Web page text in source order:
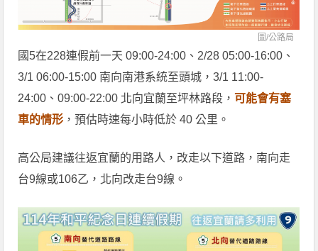
圖/公路局
國5在228連假前一天 09:00-24:00、2/28 05:00-16:00、
3/1 06:00-15:00 南向南港系統至頭城，3/1 11:00-
24:00、09:00-22:00 北向宜蘭至坪林路段，可能會有塞
車的情形 ，預估時速每小時低於 40 公里。
高公局建議往返宜蘭的用路人，改走以下道路，南向走
台9線或106乙，北向改走台9線。